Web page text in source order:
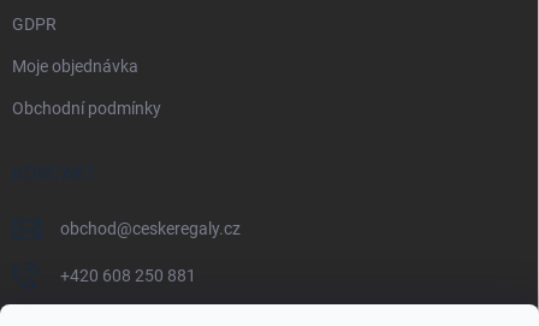
GDPR
Moje objednávka
Obchodní podmínky
KONTAKT
obchod@ceskeregaly.cz
+420 608 250 881